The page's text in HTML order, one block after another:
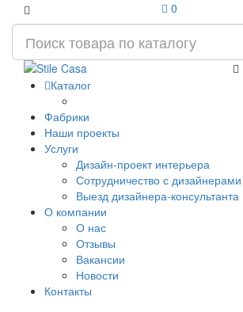
0
Каталог
Фабрики
Наши проекты
Услуги
Дизайн-проект интерьера
Сотрудничество с дизайнерами
Выезд дизайнера-консультанта
О компании
О нас
Отзывы
Вакансии
Новости
Контакты